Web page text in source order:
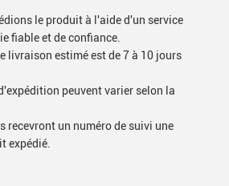
le produit à l'aide d'un service
fiable et de confiance.
livraison estimé est de 7 à 10 jours
peuvent varier selon la
recevront un numéro de suivi une
expédié.